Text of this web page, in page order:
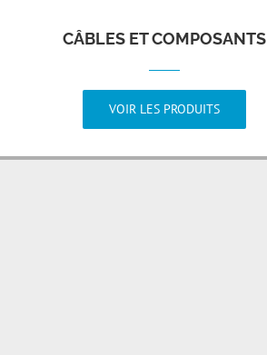
CÂBLES ET COMPOSANTS
VOIR LES PRODUITS